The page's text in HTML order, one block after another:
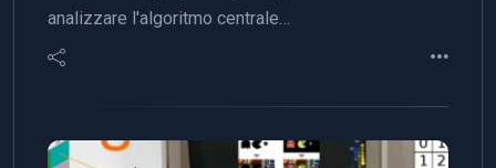
analizzare l'algoritmo centrale…